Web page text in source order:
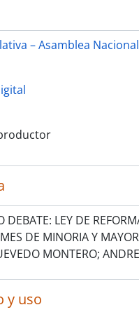
– Asamblea Nacional
DEBATE: LEY DE
DE MINORIA Y
MONTERO;
y uso